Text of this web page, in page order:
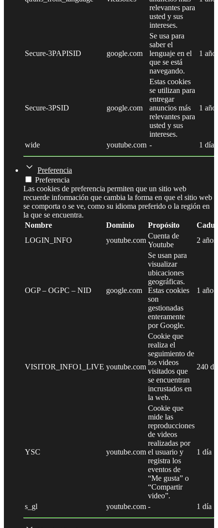
relevantes para
usted y sus
intereses.
Secure-3PAPISID google.com
Se usa para
saber el
lenguaje en el
que se está
navegando.
1 año
Secure-3PSID google.com
Estas cookies
se utilizan para
entregar
anuncios más
relevantes para
usted y sus
intereses.
1 año
wide youtube.com - 1 día
Preferencia
Preferencia
Las cookies de preferencia permiten que un sitio web
recuerde información que cambia la forma en que el sitio web
se comporta o se ve, como su idioma preferido o la región en
la que se encuentra.
Nombre
Dominio Propósito
LOGIN_INFO
youtube.com
Cuenta de
Youtube
2 años
OGP – OGPC – NID google.com
Se usan para
visualizar
ubicaciones
geográficas.
Estas cookies
son
gestionadas
enteramente
por Google.
1 año
VISITOR_INFO1_LIVE youtube.com
Cookie que
realiza el
seguimiento de
los videos
visitados que
se encuentran
incrustados en
la web.
240
YSC youtube.com
Cookie que
mide las
reproducciones
de videos
realizadas por
el usuario y
registra los
eventos de
“Me gusta” o
“Compartir
video”.
1 día
s_gl youtube.com - 1 día